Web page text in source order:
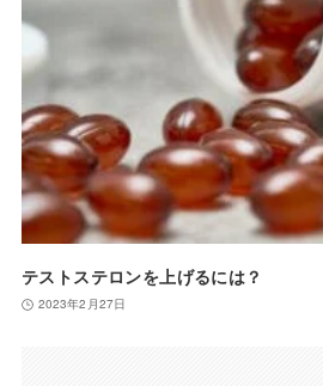
テストステロンを上げるには？
2023年2月27日